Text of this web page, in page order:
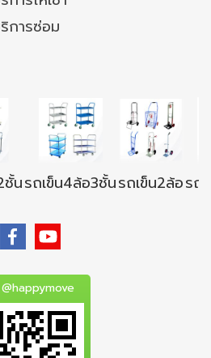
การซ่อม
ชั้นรถเข็น4ล้อ3ชั้นรถเข็น2ล้อรถ